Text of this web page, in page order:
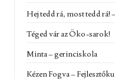
Hej tedd rá, most tedd rá!
Téged vár az Öko-sarok!
Minta – gerinciskola
Kézen Fogva –